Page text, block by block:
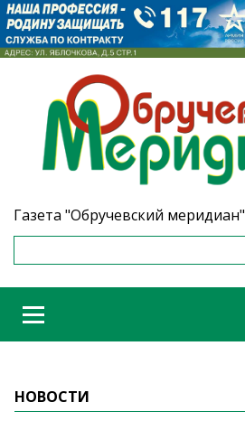
Газета "Обручевский меридиан"
НОВОСТИ